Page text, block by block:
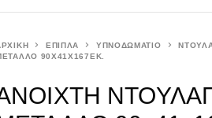
ΕΠΙΠΛΑ ΥΠΝΟΔΩΜΑΤΙΟ
90X41X167ΕΚ.